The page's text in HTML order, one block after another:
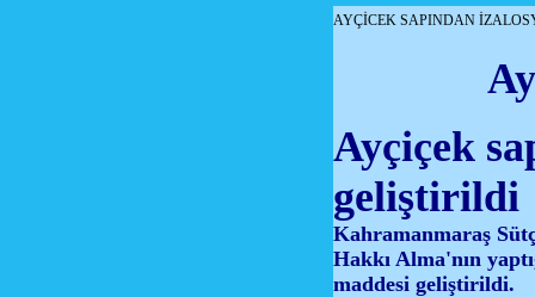
AYÇİCEK SAPINDAN
Ayçiçek
geliştirildi
Kahramanmaraş
Hakkı Alma'nın
maddesi geliştirildi.